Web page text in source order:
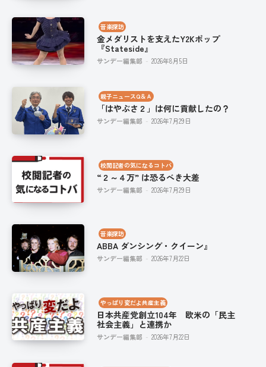
音楽探訪
金メダリストを支えたY2Kポップ
『Stateside』
サンデー編集部 - 2026年8月5日
親子ニュースQ＆Ａ
「はやぶさ２」は何に貢献したの？
サンデー編集部 - 2026年7月29日
校閲記者の気になるコトバ
“２～４万” は恐るべき大差
サンデー編集部 - 2026年7月29日
音楽探訪
ABBA ダンシング・クイーン』
サンデー編集部 - 2026年7月22日
やっぱり変だよ共産主義
日本共産党創立104年 欧米の「民主
社会主義」と連携か
サンデー編集部 - 2026年7月22日